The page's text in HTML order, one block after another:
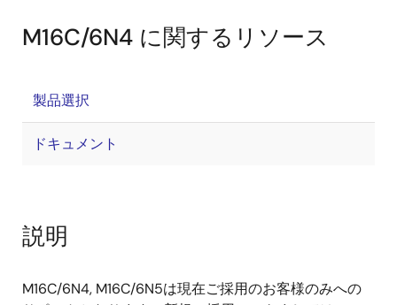
M16C/6N4 に関するリソース
製品選択
ドキュメント
説明
M16C/6N4, M16C/6N5は現在ご採用のお客様のみへの